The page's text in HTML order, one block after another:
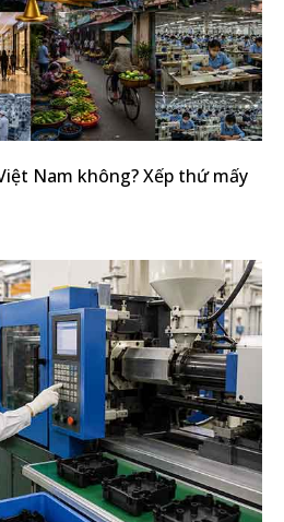
Nam không? Xếp thứ mấy